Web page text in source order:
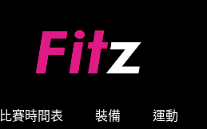
比賽時間表 裝備 運動